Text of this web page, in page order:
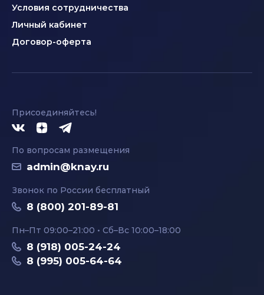
Условия сотрудничества
Личный кабинет
Договор-оферта
Присоединяйтесь!
По вопросам размещения
admin@knay.ru
Звонок по России бесплатный
8 (800) 201-89-81
Пн–Пт 09:00–21:00 • Сб–Вс 10:00–18:00
8 (918) 005-24-24
8 (995) 005-64-64